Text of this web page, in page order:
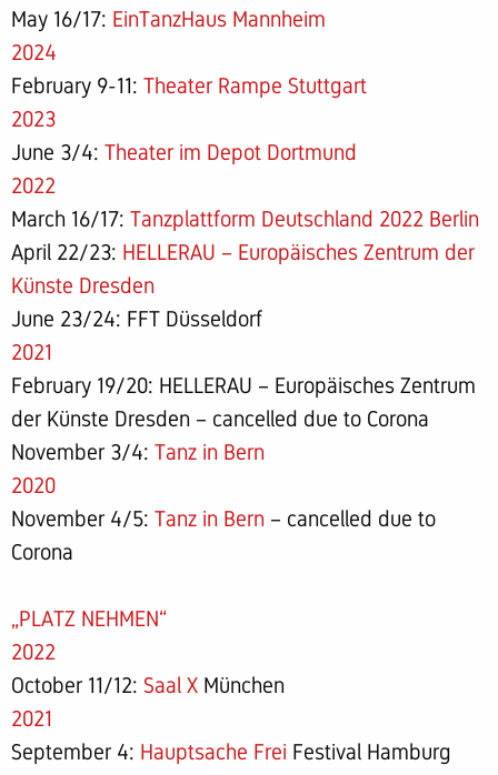
May 16/17: EinTanzHaus Mannheim
2024
February 9-11: Theater Rampe Stuttgart
2023
June 3/4: Theater im Depot Dortmund
2022
March 16/17: Tanzplattform Deutschland 2022 Berlin
April 22/23: HELLERAU – Europäisches Zentrum der
Künste Dresden
June 23/24: FFT Düsseldorf
2021
February 19/20: HELLERAU – Europäisches Zentrum
der Künste Dresden – cancelled due to Corona
November 3/4: Tanz in Bern
2020
November 4/5: Tanz in Bern – cancelled due to
Corona
„PLATZ NEHMEN“
2022
October 11/12: Saal X München
2021
September 4: Hauptsache Frei Festival Hamburg